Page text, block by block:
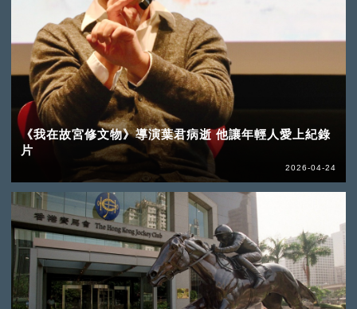
《我在故宮修文物》導演葉君病逝 他讓年輕人愛上紀錄
片
2026-04-24